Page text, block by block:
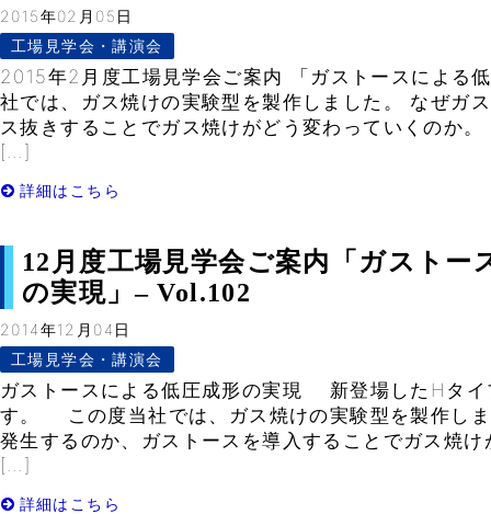
2015年02月05日
工場見学会・講演会
2015年2月度工場見学会ご案内 「ガストースによる
社では、ガス焼けの実験型を製作しました。 なぜガ
ス抜きすることでガス焼けがどう変わっていくのか
[…]
詳細はこちら
12月度工場見学会ご案内「ガストー
の実現」– Vol.102
2014年12月04日
工場見学会・講演会
ガストースによる低圧成形の実現 新登場したHタイ
す。 この度当社では、ガス焼けの実験型を製作し
発生するのか、ガストースを導入することでガス焼
[…]
詳細はこちら